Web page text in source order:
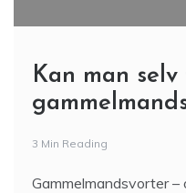
Kan man
3 Min Reading
Gammelmandsvorter –